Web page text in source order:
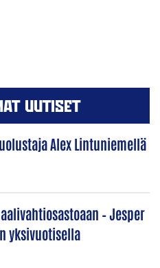
UUTISET
Alex Lintuniemellä
– Jesper
yksivuotisella